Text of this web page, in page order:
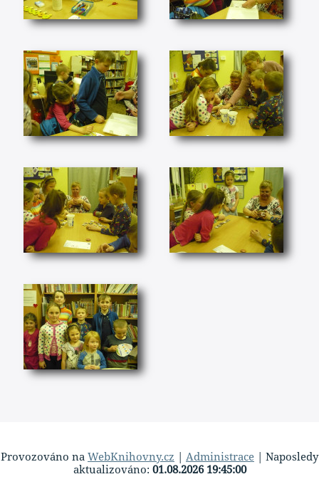
Provozováno na WebKnihovny.cz Administrace | Naposledy
aktualizováno: 01.08.2026 19:45:00